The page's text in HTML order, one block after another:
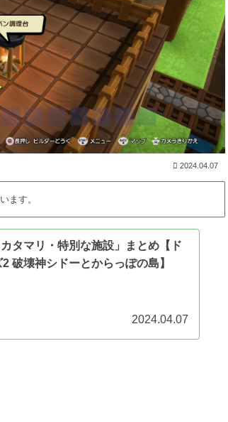
2024.04.07
ます。
タマリ・特別な施設」まとめ【ド
破壊神シドーとからっぽの島】
2024.04.07